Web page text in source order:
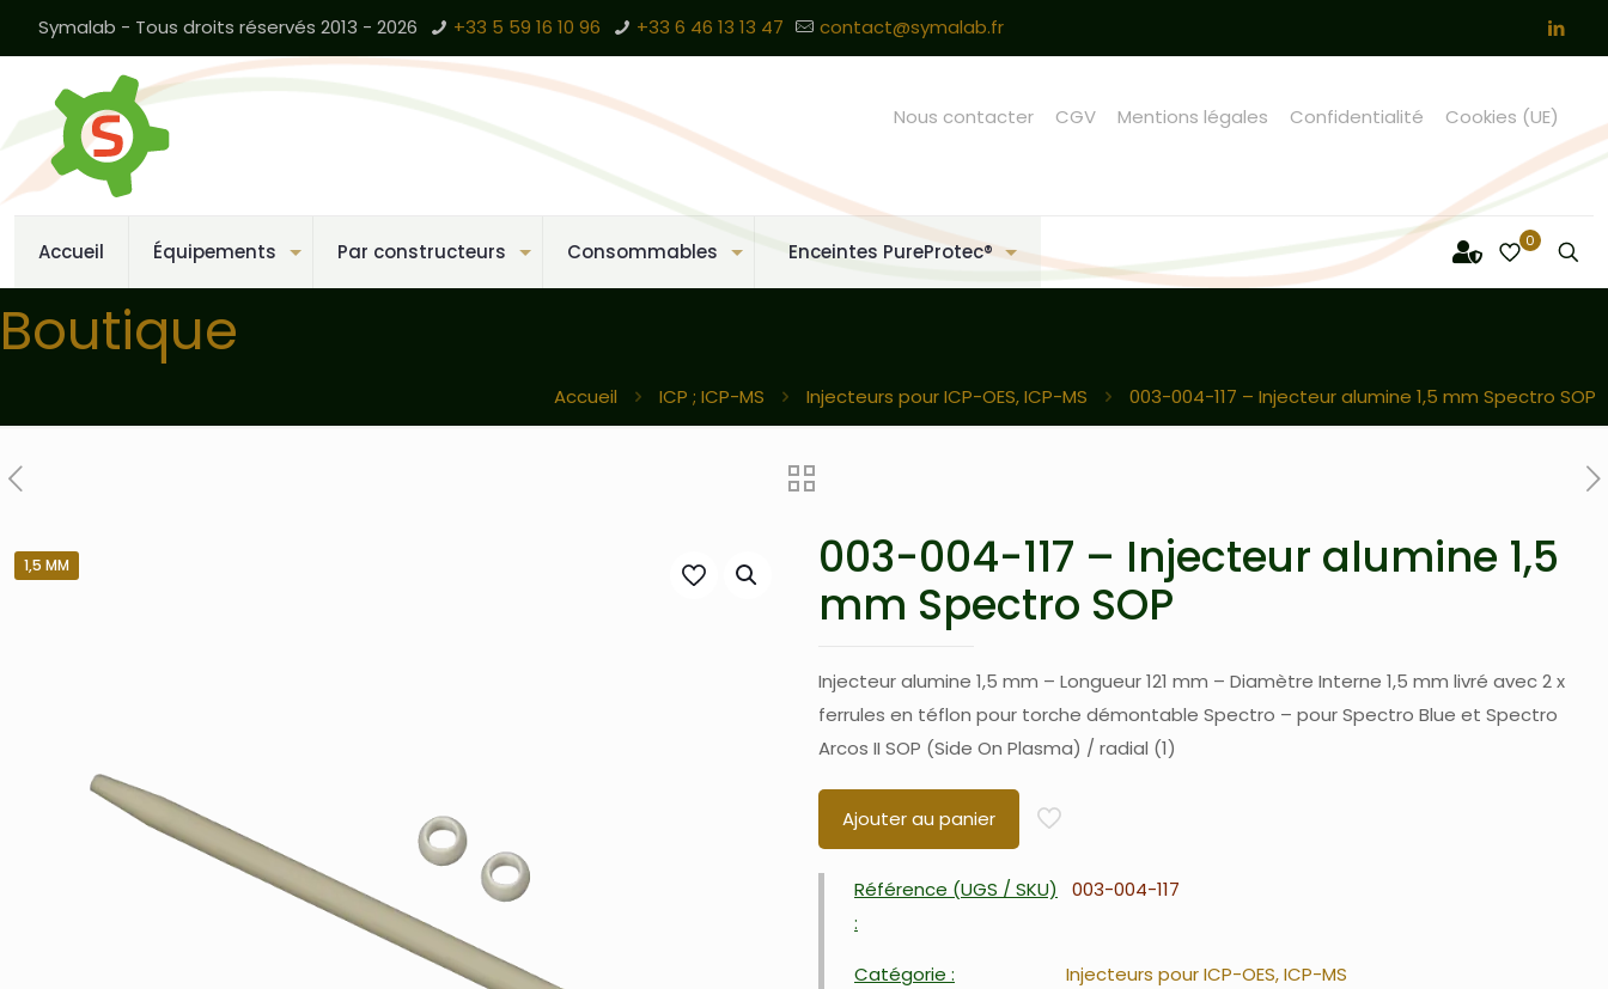
Symalab - Tous droits réservés 2013 - 2026 +33 5 59 16 10 96 +33 6 46 13 13 47 contact@symalab.fr
Accueil Équipements Par constructeurs Consommables Enceintes PureProtec®
Nous contacter CGV Mentions légales Confidentialité Cookies (UE)
0
Boutique
Accueil ICP ; ICP-MS Injecteurs pour ICP-OES, ICP-MS 003-004-117 – Injecteur alumine 1,5 mm Spectro SOP
1,5 MM
003-004-117 – Injecteur alumine 1,5
mm Spectro SOP
Injecteur alumine 1,5 mm – Longueur 121 mm – Diamètre Interne 1,5 mm livré avec 2 x
ferrules en téflon pour torche démontable Spectro – pour Spectro Blue et Spectro
Arcos II SOP (Side On Plasma) / radial (1)
Ajouter au panier
Référence (UGS / SKU)
:
003-004-117
Catégorie : Injecteurs pour ICP-OES, ICP-MS